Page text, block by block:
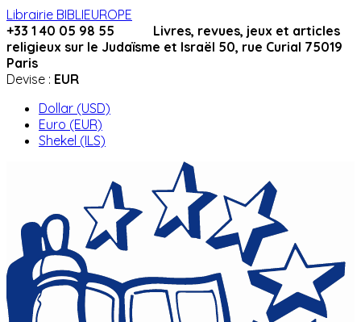
Librairie BIBLIEUROPE
+33 1 40 05 98 55 Livres, revues, jeux et articles
religieux sur le Judaïsme et Israël 50, rue Curial 75019
Paris
Devise : EUR
Dollar (USD)
Euro (EUR)
Shekel (ILS)